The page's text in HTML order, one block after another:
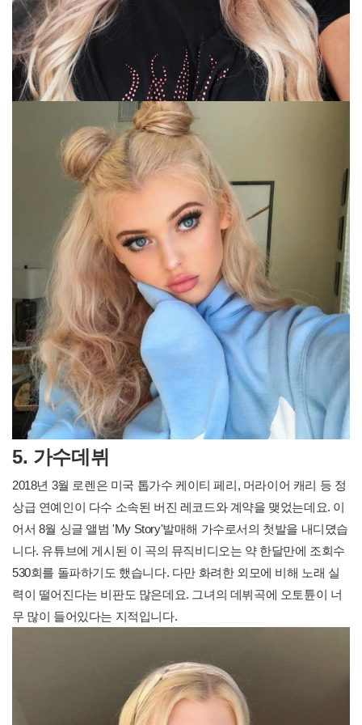
5. 가수데뷔
2018년 3월 로렌은 미국 톱가수 케이티 페리, 머라이어 캐리 등 정
상급 연예인이 다수 소속된 버진 레코드와 계약을 맺었는데요. 이
어서 8월 싱글 앨범 'My Story'발매해 가수로서의 첫발을 내디뎠습
니다. 유튜브에 게시된 이 곡의 뮤직비디오는 약 한달만에 조회수
530회를 돌파하기도 했습니다. 다만 화려한 외모에 비해 노래 실
력이 떨어진다는 비판도 많은데요. 그녀의 데뷔곡에 오토튠이 너
무 많이 들어있다는 지적입니다.